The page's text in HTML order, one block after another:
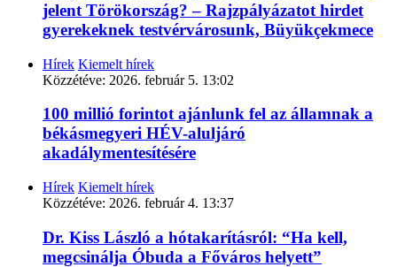
jelent Törökország? – Rajzpályázatot hirdet
gyerekeknek testvérvárosunk, Büyükçekmece
Hírek Kiemelt hírek
Közzétéve: 2026. február 5. 13:02
100 millió forintot ajánlunk fel az államnak a
békásmegyeri HÉV-aluljáró
akadálymentesítésére
Hírek Kiemelt hírek
Közzétéve: 2026. február 4. 13:37
Dr. Kiss László a hótakarításról: “Ha kell,
megcsinálja Óbuda a Főváros helyett”